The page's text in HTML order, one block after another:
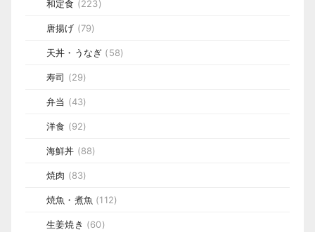
和定食 (223)
唐揚げ (79)
天丼・うなぎ (58)
寿司 (29)
弁当 (43)
洋食 (92)
海鮮丼 (88)
焼肉 (83)
焼魚・煮魚 (112)
生姜焼き (60)